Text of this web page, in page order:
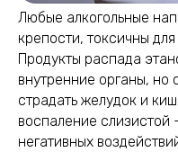
Любые алкогольные
крепости, токсичны
Продукты распада
внутренние органы,
страдать желудок и
воспаление слизистой
негативных